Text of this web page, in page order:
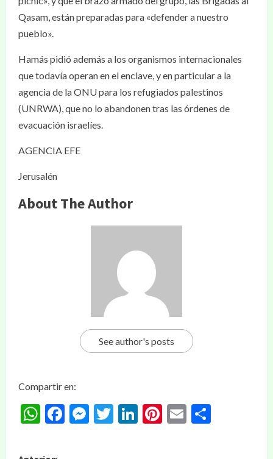
Qasam, están preparadas para «defender a nuestro
pueblo».
Hamás pidió además a los organismos internacionales
que todavía operan en el enclave, y en particular a la
agencia de la ONU para los refugiados palestinos
(UNRWA), que no lo abandonen tras las órdenes de
evacuación israelíes.
AGENCIA EFE
Jerusalén
About The Author
See author's posts
Compartir en:
WhatsApp
Facebook
Messenger
Twitter
LinkedIn
Pinterest
Email